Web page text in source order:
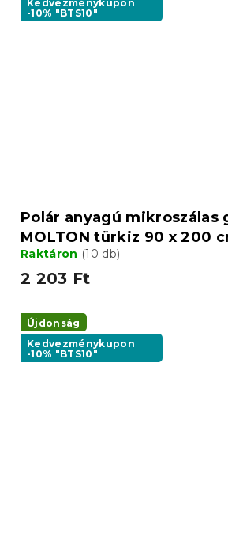
Kedvezménykupon
-10% "BTS10"
Polár anyagú mikroszálas
MOLTON türkiz 90 x 200
Raktáron (10 db)
2 203 Ft
Újdonság
Kedvezménykupon
-10% "BTS10"